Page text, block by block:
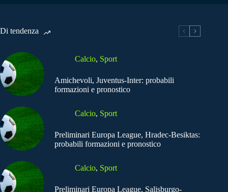
Di tendenza
Calcio, Sport
Amichevoli, Juventus-Inter: probabili
formazioni e pronostico
Calcio, Sport
Preliminari Europa League, Hradec-Besiktas:
probabili formazioni e pronostico
Calcio, Sport
Preliminari Europa League, Salisburgo-